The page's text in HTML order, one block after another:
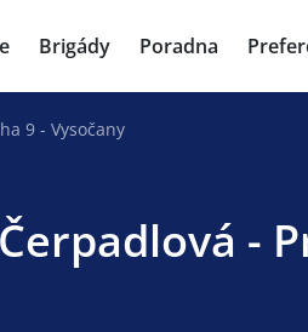
Brigády Poradna
9 - Vysočany
Čerpadlová -